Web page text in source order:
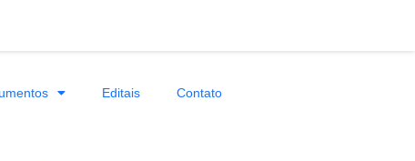
Editais Contato